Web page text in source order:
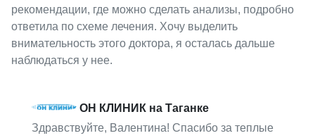
рекомендации, где можно сделать анализы, подробно
ответила по схеме лечения. Хочу выделить
внимательность этого доктора, я осталась дальше
наблюдаться у нее.
ОН КЛИНИК на Таганке
Здравствуйте, Валентина! Спасибо за теплые